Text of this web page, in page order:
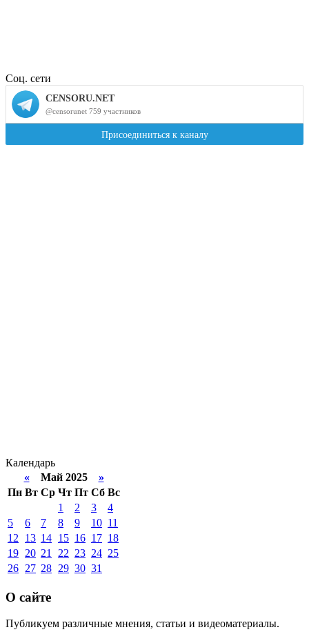
Соц. сети
Календарь
«Май 2025 »
Пн Вт Ср Чт Пт Сб Вс
1
2 3
4
5
6 7 8 9 10 11
12
13 14 15 16 17 18
19 20 21 22 23 24 25
26 27 28 29 30 31
О сайте
Публикуем различные мнения, статьи и видеоматериалы.